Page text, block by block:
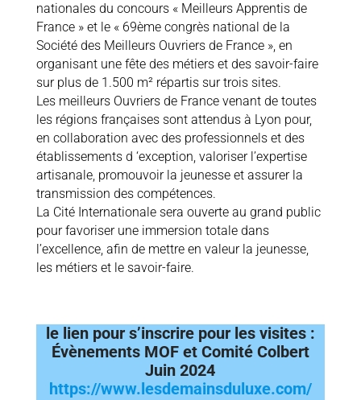
nationales du concours « Meilleurs Apprentis de
France » et le « 69ème congrès national de la
Société des Meilleurs Ouvriers de France », en
organisant une fête des métiers et des savoir-faire
sur plus de 1.500 m² répartis sur trois sites.
Les meilleurs Ouvriers de France venant de toutes
les régions françaises sont attendus à Lyon pour,
en collaboration avec des professionnels et des
établissements d ‘exception, valoriser l’expertise
artisanale, promouvoir la jeunesse et assurer la
transmission des compétences.
La Cité Internationale sera ouverte au grand public
pour favoriser une immersion totale dans
l’excellence, afin de mettre en valeur la jeunesse,
les métiers et le savoir-faire.
le lien pour s’inscrire pour les visites :
Évènements MOF et Comité Colbert
Juin 2024
https://www.lesdemainsduluxe.com/